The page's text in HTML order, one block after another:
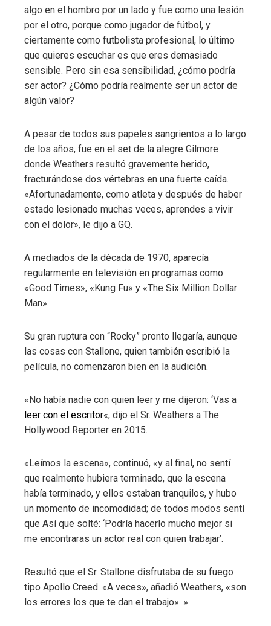
algo en el hombro por un lado y fue como una lesión
por el otro, porque como jugador de fútbol, ​​y
ciertamente como futbolista profesional, lo último
que quieres escuchar es que eres demasiado
sensible. Pero sin esa sensibilidad, ¿cómo podría
ser actor? ¿Cómo podría realmente ser un actor de
algún valor?
A pesar de todos sus papeles sangrientos a lo largo
de los años, fue en el set de la alegre Gilmore
donde Weathers resultó gravemente herido,
fracturándose dos vértebras en una fuerte caída.
«Afortunadamente, como atleta y después de haber
estado lesionado muchas veces, aprendes a vivir
con el dolor», le dijo a GQ.
A mediados de la década de 1970, aparecía
regularmente en televisión en programas como
«Good Times», «Kung Fu» y «The Six Million Dollar
Man».
Su gran ruptura con “Rocky” pronto llegaría, aunque
las cosas con Stallone, quien también escribió la
película, no comenzaron bien en la audición.
«No había nadie con quien leer y me dijeron: ‘Vas a
leer con el escritor«, dijo el Sr. Weathers a The
Hollywood Reporter en 2015.
«Leímos la escena», continuó, «y al final, no sentí
que realmente hubiera terminado, que la escena
había terminado, y ellos estaban tranquilos, y hubo
un momento de incomodidad; de todos modos sentí
que Así que solté: ‘Podría hacerlo mucho mejor si
me encontraras un actor real con quien trabajar’.
Resultó que el Sr. Stallone disfrutaba de su fuego
tipo Apollo Creed. «A veces», añadió Weathers, «son
los errores los que te dan el trabajo». »